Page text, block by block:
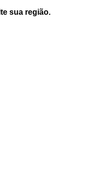
sua região.